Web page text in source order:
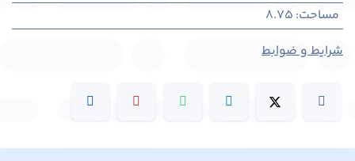
مساحت:
8.75
شرایط و ضوابط